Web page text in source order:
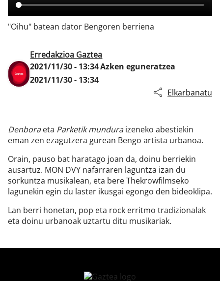
"Oihu" batean dator Bengoren berriena
Erredakzioa Gaztea
2021/11/30 - 13:34Azken eguneratzea
2021/11/30 - 13:34
Elkarbanatu
Denboraeta Parketik munduraizeneko abestiekin
eman zen ezagutzera gurean Bengo artista urbanoa.
Orain, pauso bat haratago joan da, doinu berriekin
ausartuz. MON DVY nafarraren laguntza izan du
sorkuntza musikalean, eta bere Thekrowfilmseko
lagunekin egin du laster ikusgai egongo den bideoklipa.
Lan berri honetan, pop eta rock erritmo tradizionalak
eta doinu urbanoak uztartu ditu musikariak.